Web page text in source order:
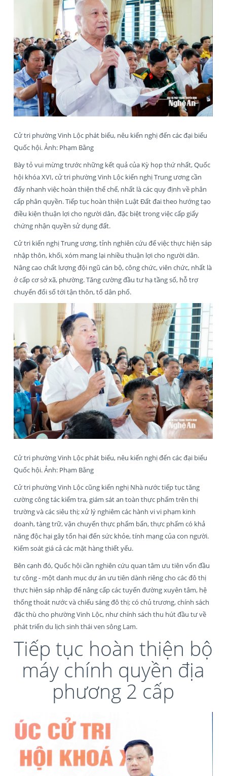
Cử tri phường Vinh Lộc phát biểu, nêu kiến nghị đến các đại biểu
Quốc hội. Ảnh: Phạm Bằng
Bày tỏ vui mừng trước những kết quả của Kỳ họp thứ nhất, Quốc
hội khóa XVI, cử tri phường Vinh Lộc kiến nghị Trung ương cần
đẩy nhanh việc hoàn thiện thể chế, nhất là các quy định về phân
cấp phân quyền. Tiếp tục hoàn thiện Luật Đất đai theo hướng tạo
điều kiện thuận lợi cho người dân, đặc biệt trong việc cấp giấy
chứng nhận quyền sử dụng đất.
Cử tri kiến nghị Trung ương, tỉnh nghiên cứu để việc thực hiện sáp
nhập thôn, khối, xóm mang lại nhiều thuận lợi cho người dân.
Nâng cao chất lượng đội ngũ cán bộ, công chức, viên chức, nhất là
ở cấp cơ sở xã, phường. Tăng cường đầu tư hạ tầng số, hỗ trợ
chuyển đổi số tới tận thôn, tổ dân phố.
Cử tri phường Vinh Lộc phát biểu, nêu kiến nghị đến các đại biểu
Quốc hội. Ảnh: Phạm Bằng
Cử tri phường Vinh Lộc cũng kiến nghị Nhà nước tiếp tục tăng
cường công tác kiểm tra, giám sát an toàn thực phẩm trên thị
trường và các siêu thị; xử lý nghiêm các hành vi vi phạm kinh
doanh, tàng trữ, vận chuyển thực phẩm bẩn, thực phẩm có khả
năng độc hại gây tổn hại đến sức khỏe, tính mạng của con người.
Kiểm soát giá cả các mặt hàng thiết yếu.
Bên cạnh đó, Quốc hội cần nghiên cứu quan tâm ưu tiên vốn đầu
tư công - một danh mục dự án ưu tiên dành riêng cho các đô thị
thực hiện sáp nhập để nâng cấp các tuyến đường xuyên tâm, hệ
thống thoát nước và chiếu sáng đô thị; có chủ trương, chính sách
đặc thù cho phường Vinh Lộc, như chính sách thu hút đầu tư về
phát triển du lịch sinh thái ven sông Lam.
Tiếp tục hoàn thiện bộ
máy chính quyền địa
phương 2 cấp